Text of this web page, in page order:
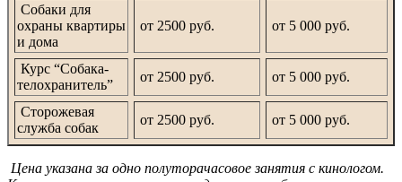
Собаки для
охраны квартиры
и дома
от 2500 руб. от 5 000 руб.
Курс “Собака-
телохранитель”
от 2500 руб. от 5 000 руб.
Сторожевая
служба собак
от 2500 руб. от 5 000 руб.
Цена указана за одно полуторачасовое занятия с кинологом.